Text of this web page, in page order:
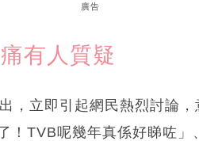
廣告
有人質疑
，立即引起網民熱烈討論
！TVB呢幾年真係好睇咗」